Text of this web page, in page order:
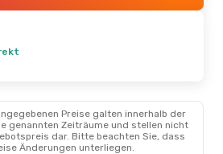
Aug.
Preise galten innerhalb der
genannten Zeiträume und stellen nicht
dar. Bitte beachten Sie, dass
Änderungen unterliegen.